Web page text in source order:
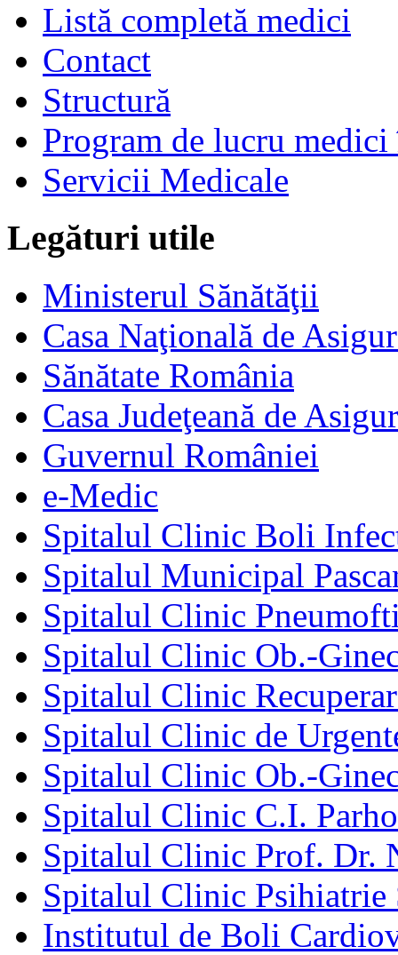
Listă completă medici
Contact
Structură
Program de lucru
Servicii Medicale
Legături utile
Ministerul Sănătăţii
Casa Naţională de
Sănătate România
Casa Judeţeană de
Guvernul României
e-Medic
Spitalul Clinic Boli
Spitalul Municipal
Spitalul Clinic
Spitalul Clinic Ob.-
Spitalul Clinic
Spitalul Clinic de
Spitalul Clinic Ob.-
Spitalul Clinic C.I.
Spitalul Clinic Prof. Dr.
Spitalul Clinic Psihiatrie
Institutul de Boli